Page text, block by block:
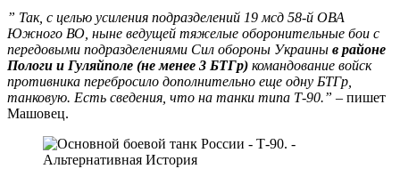
” Так, с целью усиления подразделений 19 мсд 58-й ОВА
Южного ВО, ныне ведущей тяжелые оборонительные бои с
передовыми подразделениями Сил обороны Украины в районе
Пологи и Гуляйполе (не менее 3 БТГр) командование войск
противника перебросило дополнительно еще одну БТГр,
танковую. Есть сведения, что на танки типа Т-90.” – пишет
Машовец.